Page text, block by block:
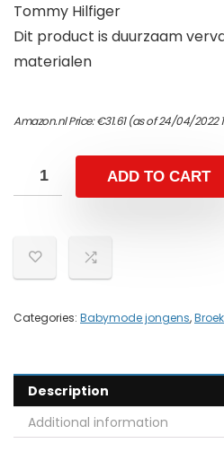
Tommy Hilfiger
Dit product is duurzaam
materialen
Amazon.nl Price:€31.61(as of 24/04/2022
ADD TO CART
Categories: Babymode jongens,
Description
Additional information